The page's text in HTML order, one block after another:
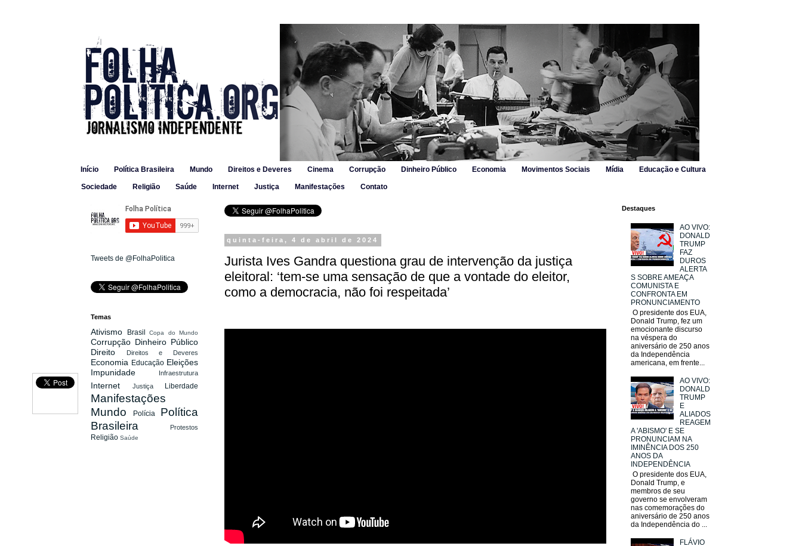
Início Política Brasileira Mundo Direitos e Deveres Cinema Corrupção Dinheiro Público Economia Movimentos Sociais Mídia Educação e Cultura
Sociedade Religião Saúde Internet Justiça Manifestações Contato
quinta-feira, 4 de abril de 2024
Jurista Ives Gandra questiona grau de intervenção da justiça
eleitoral: ‘tem-se uma sensação de que a vontade do eleitor,
como a democracia, não foi respeitada’
Tweets de @FolhaPolitica
Temas
Ativismo Brasil Copa do Mundo
Corrupção Dinheiro Público
Direito
Direitos e Deveres
Economia Educação Eleições
Impunidade
Infraestrutura
Internet Justiça Liberdade
Manifestações
Mundo
Polícia Política
Brasileira
Protestos
Religião Saúde
Destaques
AO VIVO:
DONALD
TRUMP
FAZ
DUROS
ALERTA
S SOBRE AMEAÇA
COMUNISTA E
CONFRONTA EM
PRONUNCIAMENTO
O presidente dos EUA,
Donald Trump, fez um
emocionante discurso
na véspera do
aniversário de 250 anos
da Independência
americana, em frente...
AO VIVO:
DONALD
TRUMP
E
ALIADOS
REAGEM
A 'ABISMO' E SE
PRONUNCIAM NA
IMINÊNCIA DOS 250
ANOS DA
INDEPENDÊNCIA
O presidente dos EUA,
Donald Trump, e
membros de seu
governo se envolveram
nas comemorações do
aniversário de 250 anos
da Independência do ...
FLÁVIO